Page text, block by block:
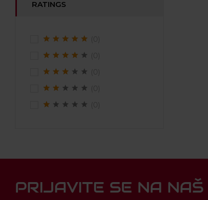
RATINGS
PRIJAVITE SE NA